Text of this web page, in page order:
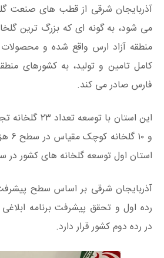
آذربایجان شرقی از قطب های صنعت
می شود، به گونه ای که بزرگ ترین
منطقه آزاد ارس واقع شده و
کامل تامین و تولید، به کشورهای
فارس صادر می کند.
استان اول توسعه گلخانه های کشور در
آذربایجان شرقی بر اساس سطح
رده اول و تحقق پیشرفت برنامه
در رده دوم کشور قرار دارد.